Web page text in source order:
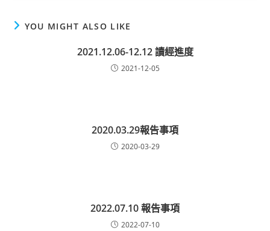
YOU MIGHT ALSO LIKE
2021.12.06-12.12 讀經進度
2021-12-05
2020.03.29報告事項
2020-03-29
2022.07.10 報告事項
2022-07-10